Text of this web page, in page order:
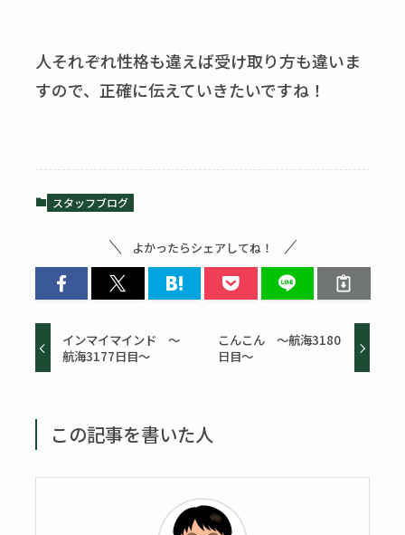
人それぞれ性格も違えば受け取り方も違いま
すので、正確に伝えていきたいですね！
スタッフブログ
よかったらシェアしてね！
インマイマインド ～
航海3177日目～
こんこん ～航海3180
日目～
この記事を書いた人